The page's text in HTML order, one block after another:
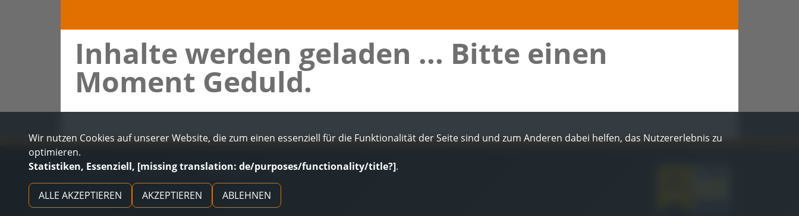
Inhalte werden geladen ... Bitte einen
Moment Geduld.
KONTAKT DATENSCHUTZ IMPRESSUM AGB
Wir nutzen Cookies auf unserer Website, die zum einen essenziell für die Funktionalität der Seite sind und zum Anderen dabei helfen, das Nutzererlebnis zu
optimieren.
Statistiken, Essenziell, [missing translation: de/purposes/functionality/title?].
ABLEHNEN
ALLE AKZEPTIEREN AKZEPTIEREN